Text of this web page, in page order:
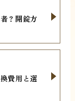
？開錠方
費用と選